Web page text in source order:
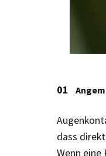
dass
Wenn